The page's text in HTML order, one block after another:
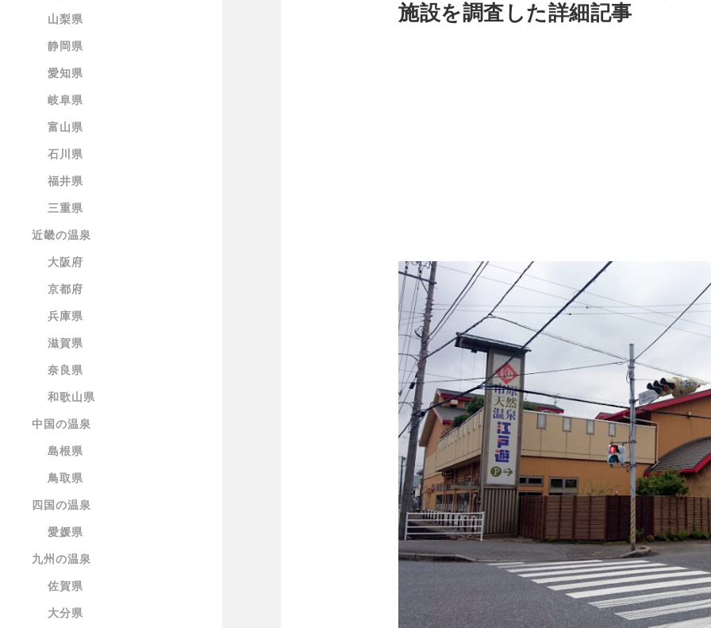
山梨県
静岡県
愛知県
岐阜県
富山県
石川県
福井県
三重県
近畿の温泉
大阪府
京都府
兵庫県
滋賀県
奈良県
和歌山県
中国の温泉
島根県
鳥取県
四国の温泉
愛媛県
九州の温泉
佐賀県
大分県
施設を調査した詳細記事